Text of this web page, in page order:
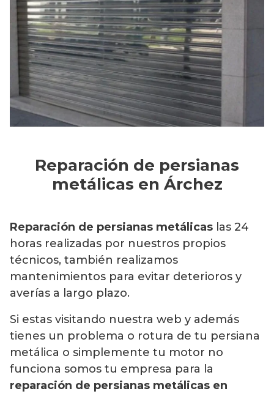
Reparación de persianas
metálicas en Árchez
Reparación de persianas metálicas las 24
horas realizadas por nuestros propios
técnicos, también realizamos
mantenimientos para evitar deterioros y
averías a largo plazo.
Si estas visitando nuestra web y además
tienes un problema o rotura de tu persiana
metálica o simplemente tu motor no
funciona somos tu empresa para la
reparación de persianas metálicas en